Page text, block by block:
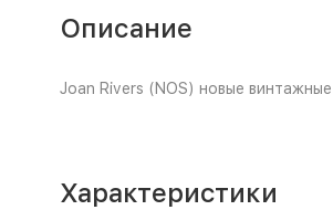
Описание
Joan Rivers (NOS) новые
Характеристики